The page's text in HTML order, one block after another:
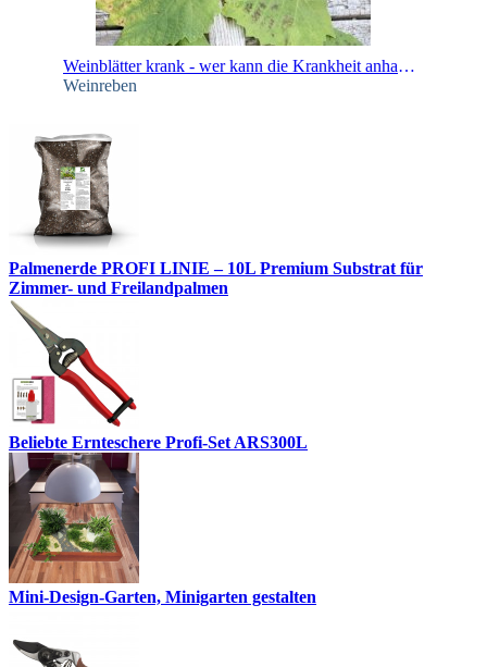
Weinblätter krank - wer kann die Krankheit anhand der Bilder erkennen?
Weinreben
Palmenerde PROFI LINIE – 10L Premium Substrat für
Zimmer- und Freilandpalmen
Beliebte Ernteschere Profi-Set ARS300L
Mini-Design-Garten, Minigarten gestalten